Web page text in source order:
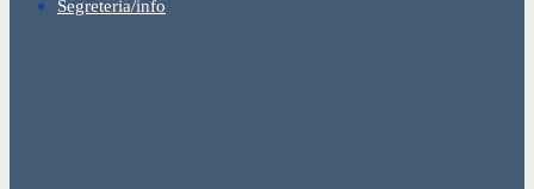
Segreteria/info